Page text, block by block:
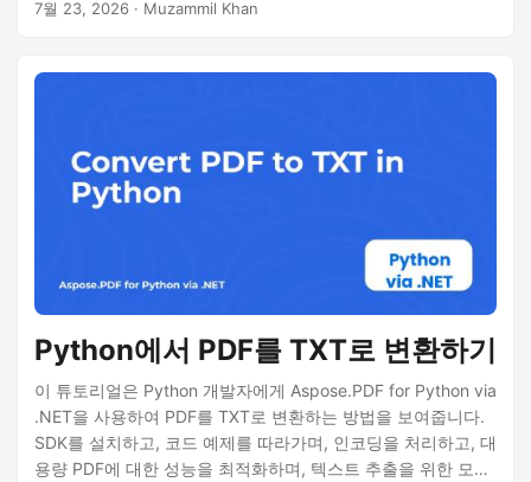
7월 23, 2026 · Muzammil Khan
Python에서 PDF를 TXT로 변환하기
이 튜토리얼은 Python 개발자에게 Aspose.PDF for Python via
.NET을 사용하여 PDF를 TXT로 변환하는 방법을 보여줍니다.
SDK를 설치하고, 코드 예제를 따라가며, 인코딩을 처리하고, 대
용량 PDF에 대한 성능을 최적화하며, 텍스트 추출을 위한 모범